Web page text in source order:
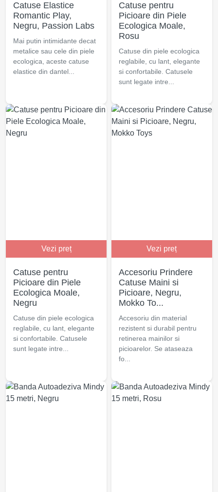
Catuse Elastice
Romantic Play,
Negru, Passion Labs
Mai putin intimidante decat
metalice sau cele din piele
ecologica, aceste catuse
elastice din dantel...
Catuse pentru
Picioare din Piele
Ecologica Moale,
Rosu
Catuse din piele ecologica
reglabile, cu lant, elegante
si confortabile. Catusele
sunt legate intre...
Vezi preț
Catuse pentru
Picioare din Piele
Ecologica Moale,
Negru
Catuse din piele ecologica
reglabile, cu lant, elegante
si confortabile. Catusele
sunt legate intre...
Vezi preț
Accesoriu Prindere
Catuse Maini si
Picioare, Negru,
Mokko To...
Accesoriu din material
rezistent si durabil pentru
retinerea mainilor si
picioarelor. Se ataseaza
fo...